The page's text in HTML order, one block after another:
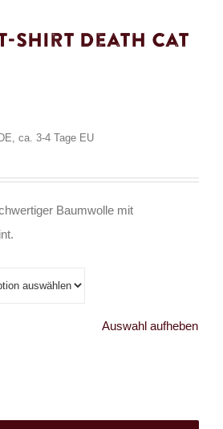
Shirt Death Cat
ca. 3-4 Tage EU
Baumwolle mit
Auswahl aufheben